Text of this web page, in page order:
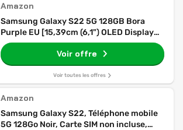
Amazon
Samsung Galaxy S22 5G 128GB Bora
Purple EU [15,39cm (6,1") OLED Display,
Android 12, 50MP Triple-Kamera]
Voir offre
Voir toutes les offres
Amazon
Samsung Galaxy S22, Téléphone mobile
5G 128Go Noir, Carte SIM non incluse,